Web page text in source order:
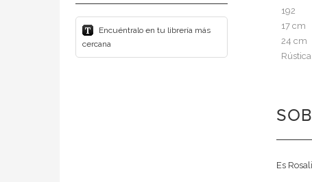
Encuéntralo en tu librería más
cercana
192
17 cm
24 cm
Rústica
Es